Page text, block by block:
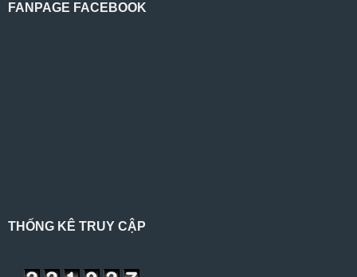
FANPAGE FACEBOOK
THỐNG KÊ TRUY CẬP